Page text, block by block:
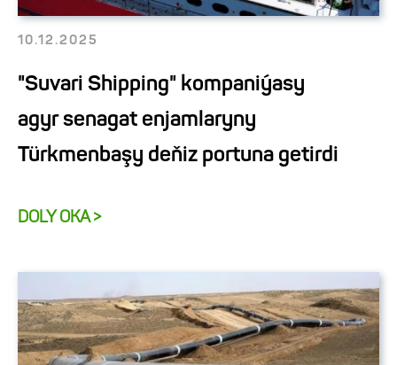
10.12.2025
"Suvari Shipping" kompaniýasy
agyr senagat enjamlaryny
Türkmenbaşy deňiz portuna getirdi
DOLY OKA >